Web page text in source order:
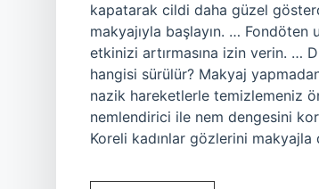
kapatarak cildi daha güzel
makyajıyla başlayın. … Fondöten
etkinizi artırmasına izin verin. …
hangisi sürülür? Makyaj
nazik hareketlerle temizlemeniz
nemlendirici ile nem dengesini
Koreli kadınlar gözlerini